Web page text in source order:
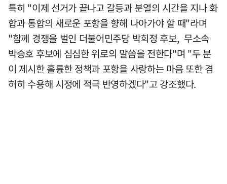
특히 "이제 선거가 끝나고 갈등과 분열의 시간을 지나 화
합과 통합의 새로운 포항을 향해 나아가야 할 때"라며
"함께 경쟁을 벌인 더불어민주당 박희정 후보, 무소속
박승호 후보에 심심한 위로의 말씀을 전한다"며 "두 분
이 제시한 훌륭한 정책과 포항을 사랑하는 마음 또한 겸
허히 수용해 시정에 적극 반영하겠다"고 강조했다.